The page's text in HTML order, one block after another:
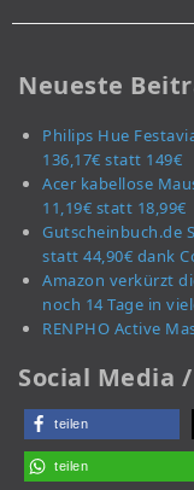
Neueste
Philips Hue
136,17€ statt 149€
Acer kabellose
11,19€ statt 18,99€
Gutscheinbuch.de
statt 44,90€ dank
Amazon verkürzt
noch 14 Tage in
RENPHO Active
Social Media
teilen
teilen